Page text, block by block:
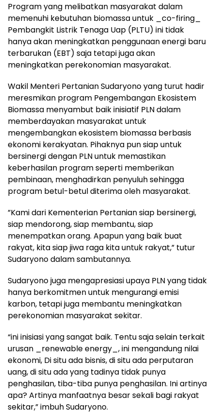
Program yang melibatkan masyarakat dalam
memenuhi kebutuhan biomassa untuk _co-firing_
Pembangkit Listrik Tenaga Uap (PLTU) ini tidak
hanya akan meningkatkan penggunaan energi baru
terbarukan (EBT) saja tetapi juga akan
meningkatkan perekonomian masyarakat.
Wakil Menteri Pertanian Sudaryono yang turut hadir
meresmikan program Pengembangan Ekosistem
Biomassa menyambut baik inisiatif PLN dalam
memberdayakan masyarakat untuk
mengembangkan ekosistem biomassa berbasis
ekonomi kerakyatan. Pihaknya pun siap untuk
bersinergi dengan PLN untuk memastikan
keberhasilan program seperti memberikan
pembinaan, menghadirkan penyuluh sehingga
program betul-betul diterima oleh masyarakat.
”Kami dari Kementerian Pertanian siap bersinergi,
siap mendorong, siap membantu, siap
menempatkan orang. Apapun yang baik buat
rakyat, kita siap jiwa raga kita untuk rakyat,” tutur
Sudaryono dalam sambutannya.
Sudaryono juga mengapresiasi upaya PLN yang tidak
hanya berkomitmen untuk mengurangi emisi
karbon, tetapi juga membantu meningkatkan
perekonomian masyarakat sekitar.
“ini inisiasi yang sangat baik. Tentu saja selain terkait
urusan _renewable energy_, ini mengandung nilai
ekonomi, Di situ ada bisnis, di situ ada perputaran
uang, di situ ada yang tadinya tidak punya
penghasilan, tiba-tiba punya penghasilan. Ini artinya
apa? Artinya manfaatnya besar sekali bagi rakyat
sekitar,” imbuh Sudaryono.